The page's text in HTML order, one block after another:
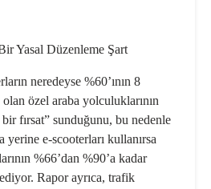
Yasal Düzenleme Şart
neredeyse %60’ının 8
özel araba yolculuklarının
fırsat” sunduğunu, bu nedenle
yerine e-scooterları kullanırsa
%66’dan %90’a kadar
Rapor ayrıca, trafik